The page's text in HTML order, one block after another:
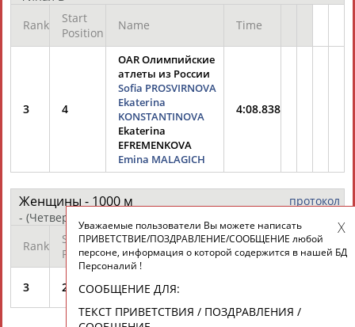
Rank
Start
Position
Name Time
3 4
OAR Олимпийские
атлеты из России
Sofia PROSVIRNOVA
Ekaterina
KONSTANTINOVA
Ekaterina
EFREMENKOVA
Emina MALAGICH
4:08.838
протокол
Женщины - 1000 м
- (Четвертьфинал 4)
Rank
Start
Position
Helmet
Number
Name Time
3 2 63
EFREMENKOVA
Уважаемые пользователи Вы можете написать
ПРИВЕТСТВИЕ/ПОЗДРАВЛЕНИЕ/СООБЩЕНИЕ любой
персоне, информация о которой содержится в нашей БД
Персоналий !
СООБЩЕНИЕ ДЛЯ:
ТЕКСТ ПРИВЕТСТВИЯ / ПОЗДРАВЛЕНИЯ /